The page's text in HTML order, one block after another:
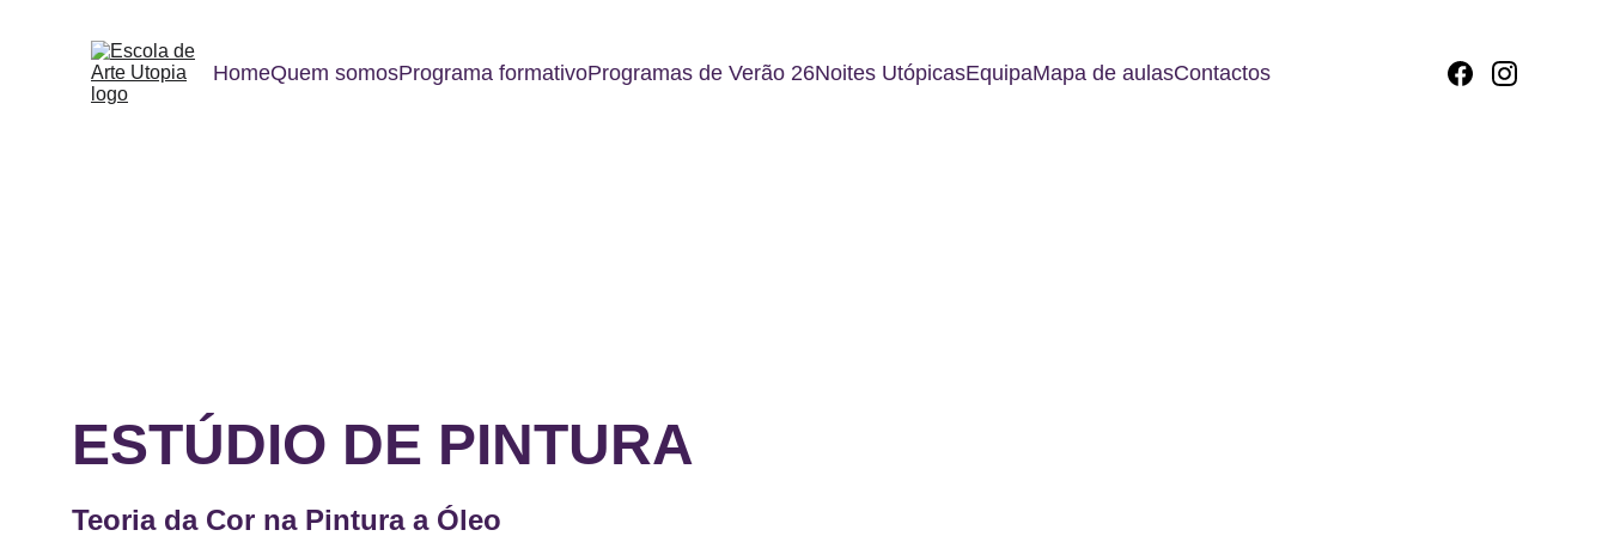
HomeQuem somosPrograma formativoProgramas de Verão 26Noites UtópicasEquipaMapa de aulasContactos
ESTÚDIO DE PINTURA
Teoria da Cor na Pintura a Óleo